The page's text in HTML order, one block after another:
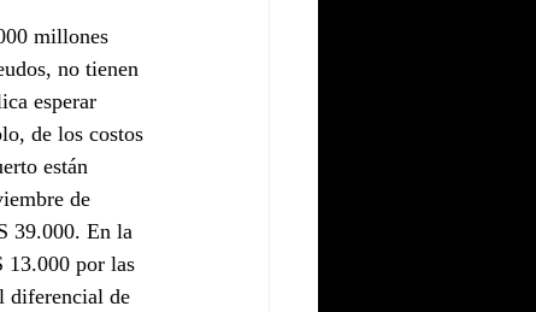
millones
no tienen
esperar
de los costos
están
de
39.000. En la
13.000 por las
diferencial de